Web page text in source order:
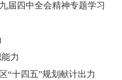
届四中全会精神专题学习
力
“十四五”规划献计出力